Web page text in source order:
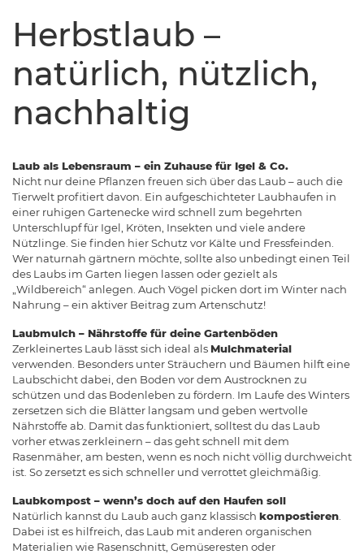
Herbstlaub –
natürlich, nützlich,
nachhaltig
Laub als Lebensraum – ein Zuhause für Igel & Co.
Nicht nur deine Pflanzen freuen sich über das Laub – auch die
Tierwelt profitiert davon. Ein aufgeschichteter Laubhaufen in
einer ruhigen Gartenecke wird schnell zum begehrten
Unterschlupf für Igel, Kröten, Insekten und viele andere
Nützlinge. Sie finden hier Schutz vor Kälte und Fressfeinden.
Wer naturnah gärtnern möchte, sollte also unbedingt einen Teil
des Laubs im Garten liegen lassen oder gezielt als
„Wildbereich“ anlegen. Auch Vögel picken dort im Winter nach
Nahrung – ein aktiver Beitrag zum Artenschutz!
Laubmulch – Nährstoffe für deine Gartenböden
Zerkleinertes Laub lässt sich ideal als Mulchmaterial
verwenden. Besonders unter Sträuchern und Bäumen hilft eine
Laubschicht dabei, den Boden vor dem Austrocknen zu
schützen und das Bodenleben zu fördern. Im Laufe des Winters
zersetzen sich die Blätter langsam und geben wertvolle
Nährstoffe ab. Damit das funktioniert, solltest du das Laub
vorher etwas zerkleinern – das geht schnell mit dem
Rasenmäher, am besten, wenn es noch nicht völlig durchweicht
ist. So zersetzt es sich schneller und verrottet gleichmäßig.
Laubkompost – wenn’s doch auf den Haufen soll
Natürlich kannst du Laub auch ganz klassisch kompostieren
Dabei ist es hilfreich, das Laub mit anderen organischen
Materialien wie Rasenschnitt, Gemüseresten oder